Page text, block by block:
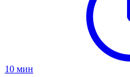
10 мин